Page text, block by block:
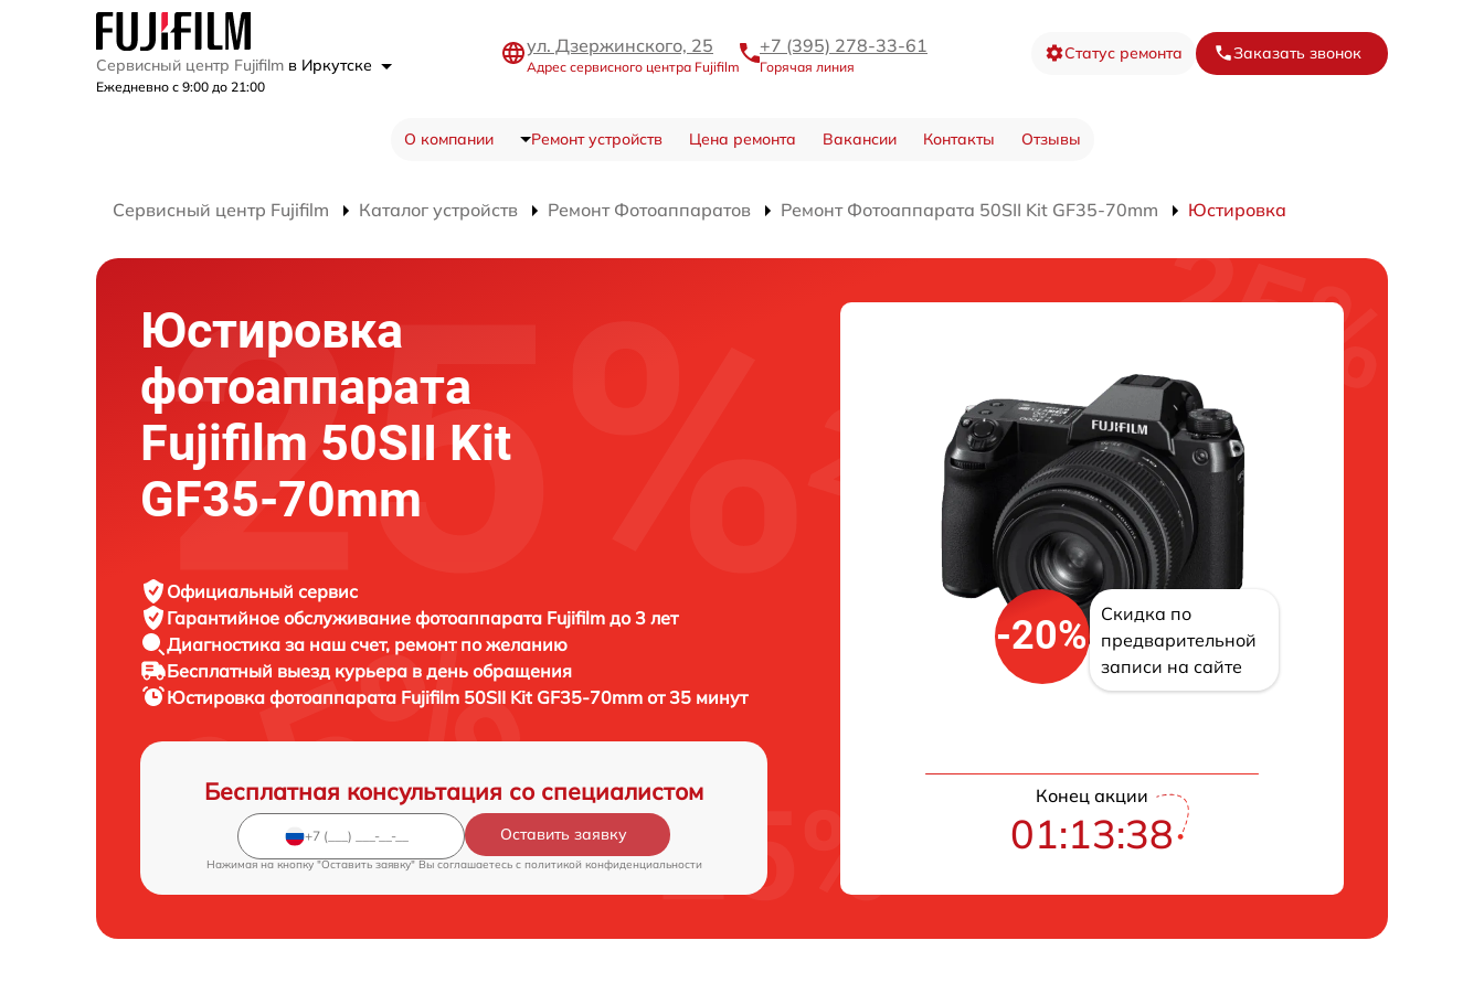
Сервисный центр Fujifilm в Иркутске
Ежедневно с 9:00 до 21:00
ул. Дзержинского, 25
Адрес сервисного центра Fujifilm
+7 (395) 278-33-61
Горячая линия
Статус ремонта Заказать звонок
О компании Ремонт устройств Цена ремонта Вакансии Контакты Отзывы
Сервисный центр Fujifilm Каталог устройств Ремонт Фотоаппаратов Ремонт Фотоаппарата 50SII Kit GF35-70mm Юстировка
Юстировка
фотоаппарата
Fujifilm 50SII Kit
GF35-70mm
Официальный сервис
Гарантийное обслуживание фотоаппарата Fujifilm до 3 лет
Диагностика за наш счет, ремонт по желанию
Бесплатный выезд курьера в день обращения
Юстировка фотоаппарата Fujifilm 50SII Kit GF35-70mm от 35 минут
Бесплатная консультация со специалистом
Оставить заявку
Нажимая на кнопку "Оставить заявку" Вы соглашаетесь c политикой конфиденциальности
-20%
Скидка по
предварительной
записи на сайте
Конец акции
01:13:38